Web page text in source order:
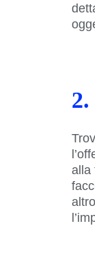
2.
alla